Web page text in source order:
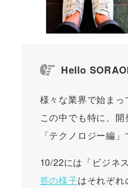
Hello
様々な業界で始ま
この中でも特に、
「テクノロジー編」
10/22には「ビジネ
答の様子はそれぞれ